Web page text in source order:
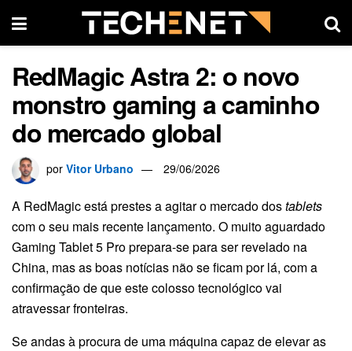
RedMagic Astra 2: o novo
monstro gaming a caminho
do mercado global
por Vitor Urbano 29/06/2026
A RedMagic está prestes a agitar o mercado dostablets
com o seu mais recente lançamento. O muito aguardado
Gaming Tablet 5 Pro prepara-se para ser revelado na
China, mas as boas notícias não se ficam por lá, com a
confirmação de que este colosso tecnológico vai
atravessar fronteiras.
Se andas à procura de uma máquina capaz de elevar as